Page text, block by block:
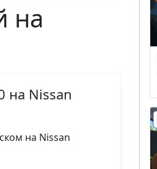
на
на Nissan
на Nissan